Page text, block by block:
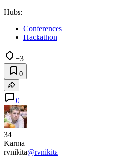
Hubs:
Conferences
Hackathon
+3
0
0
34
Karma
rvnikita@rvnikita